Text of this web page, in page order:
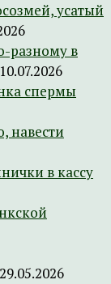
усатый
разному в
10.07.2026
спермы
навести
в кассу
29.05.2026